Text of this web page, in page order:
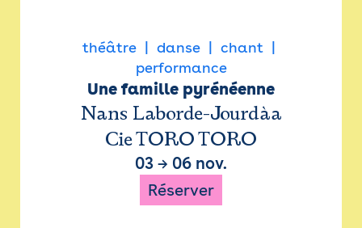
théâtre danse
chant
performance
Une famille pyrénéenne
Nans Laborde-Jourdàa
Cie TORO TORO
03 → 06 nov.
Réserver